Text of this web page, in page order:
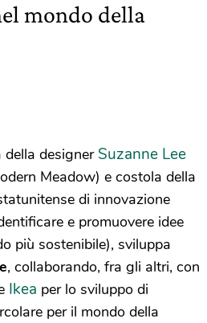
mondo della
della designer Suzanne Lee
Meadow) e costola della
di innovazione
e promuovere idee
più sostenibile), sviluppa
, collaborando, fra gli altri, con
Ikea per lo sviluppo di
per il mondo della